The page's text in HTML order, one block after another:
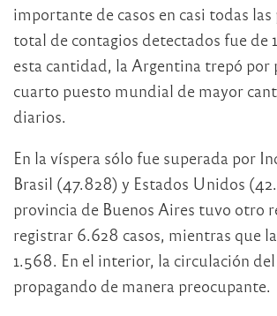
importante de casos en casi todas las
total de contagios detectados fue de
esta cantidad, la Argentina trepó por
cuarto puesto mundial de mayor
diarios.
En la víspera sólo fue superada por
Brasil (47.828) y Estados Unidos
provincia de Buenos Aires tuvo otro
registrar 6.628 casos, mientras que
1.568. En el interior, la circulación
propagando de manera preocupante.